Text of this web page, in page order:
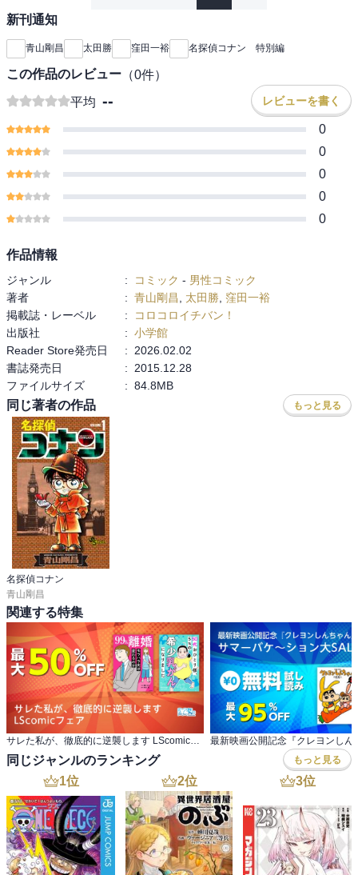
新刊通知
青山剛昌 太田勝 窪田一裕 名探偵コナン 特別編
この作品のレビュー （0件）
平均 -- レビューを書く
0
0
0
0
0
作品情報
ジャンル : コミック - 男性コミック
著者
: 青山剛昌 太田勝 窪田一裕
掲載誌・レーベル
:
コロコロイチバン！
出版社
: 小学館
Reader Store発売日
:
2026.02.02
書誌発売日
:
2015.12.28
ファイルサイズ
: 84.8MB
同じ著者の作品 もっと見る
名探偵コナン
青山剛昌
関連する特集
サレた私が、徹底的に逆襲します LScomicフェア
同じジャンルのランキング もっと見る
1位 2位 3位